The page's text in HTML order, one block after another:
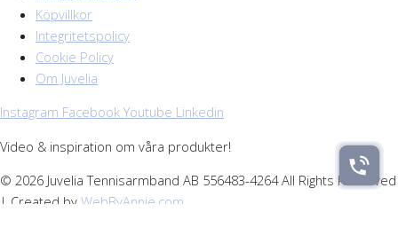
Köpvillkor
Integritetspolicy
Cookie Policy
Om Juvelia
Instagram Facebook Youtube Linkedin
Video & inspiration om våra produkter!
© 2026 Juvelia Tennisarmband AB 556483-4264 All Rights Reserved
| Created by WebByAnnie.com